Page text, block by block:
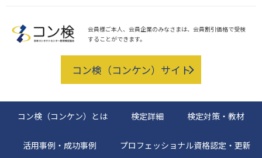
会員様ご本人、会員企業のみなさまは、 会員割引価格で受検
することができます。
コン検（コンケン）サイト
コン検（コンケン）とは 検定詳細 検定対策・教材
活用事例・成功事例 プロフェッショナル資格認定・更新